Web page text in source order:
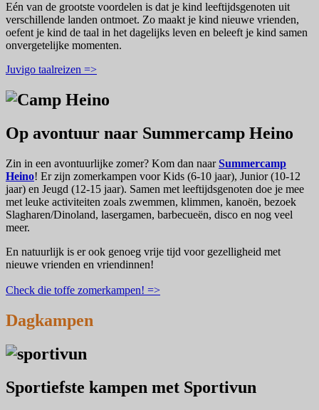
Eén van de grootste voordelen is dat je kind leeftijdsgenoten uit
verschillende landen ontmoet. Zo maakt je kind nieuwe vrienden,
oefent je kind de taal in het dagelijks leven en beleeft je kind samen
onvergetelijke momenten.
Juvigo taalreizen =>
Op avontuur naar Summercamp Heino
Zin in een avontuurlijke zomer? Kom dan naarSummercamp
Heino! Er zijn zomerkampen voor Kids (6-10 jaar), Junior (10-12
jaar) en Jeugd (12-15 jaar). Samen met leeftijdsgenoten doe je mee
met leuke activiteiten zoals zwemmen, klimmen, kanoën, bezoek
Slagharen/Dinoland, lasergamen, barbecueën, disco en nog veel
meer.
En natuurlijk is er ook genoeg vrije tijd voor gezelligheid met
nieuwe vrienden en vriendinnen!
Check die toffe zomerkampen! =>
Dagkampen
Sportiefste kampen met Sportivun